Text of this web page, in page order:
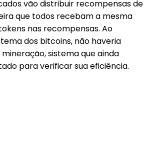
vão distribuir recompensas de
que todos recebam a mesma
nas recompensas. Ao
dos bitcoins, não haveria
sistema que ainda
para verificar sua eficiência.